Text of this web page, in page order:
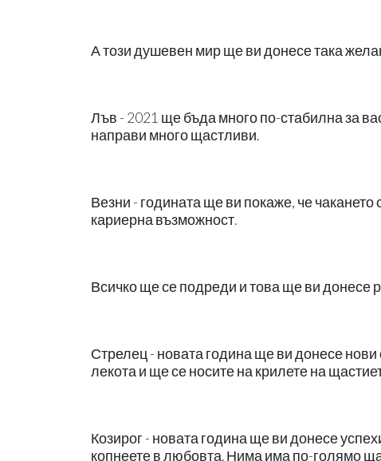
А този душевен мир ще ви донесе така
Лъв - 2021 ще бъда много по-стабилна за
направи много щастливи.
Везни - годината ще ви покаже, че
кариерна възможност.
Всичко ще се подреди и това ще ви донесе
Стрелец - новата година ще ви донесе
лекота и ще се носите на крилете на
Козирог - новата година ще ви донесе
копнеете в любовта. Нима има по-голямо